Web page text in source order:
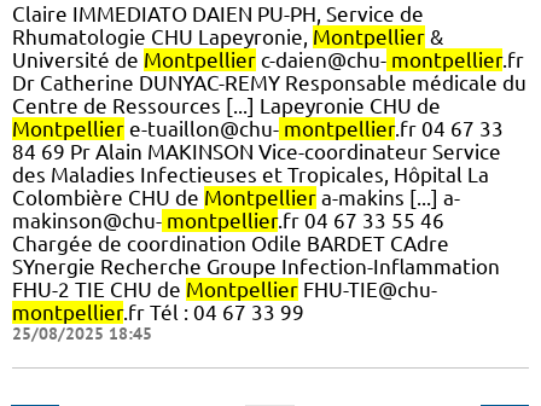
Claire IMMEDIATO DAIEN PU-PH, Service de
Rhumatologie CHU Lapeyronie, Montpellier &
Université de Montpellier c-daien@chu- montpellier.fr
Dr Catherine DUNYAC-REMY Responsable médicale du
Centre de Ressources [...] Lapeyronie CHU de
Montpellier e-tuaillon@chu- montpellier.fr 04 67 33
84 69 Pr Alain MAKINSON Vice-coordinateur Service
des Maladies Infectieuses et Tropicales, Hôpital La
Colombière CHU de Montpellier a-makins [...] a-
makinson@chu- montpellier.fr 04 67 33 55 46
Chargée de coordination Odile BARDET CAdre
SYnergie Recherche Groupe Infection-Inflammation
FHU-2 TIE CHU de Montpellier FHU-TIE@chu-
montpellier.fr Tél : 04 67 33 99
25/08/2025 18:45